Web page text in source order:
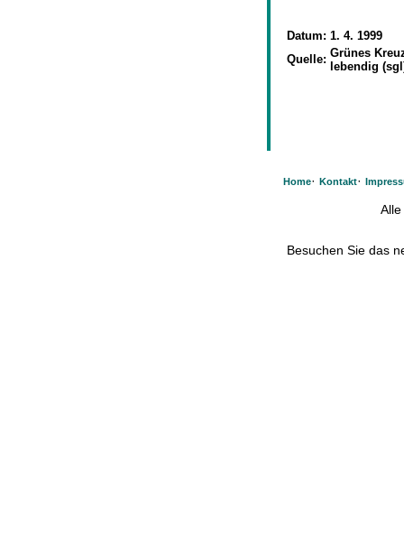
Datum: 1. 4. 1999
Quelle: Grünes
lebendig
Home· Kontakt·
Besuchen Sie das